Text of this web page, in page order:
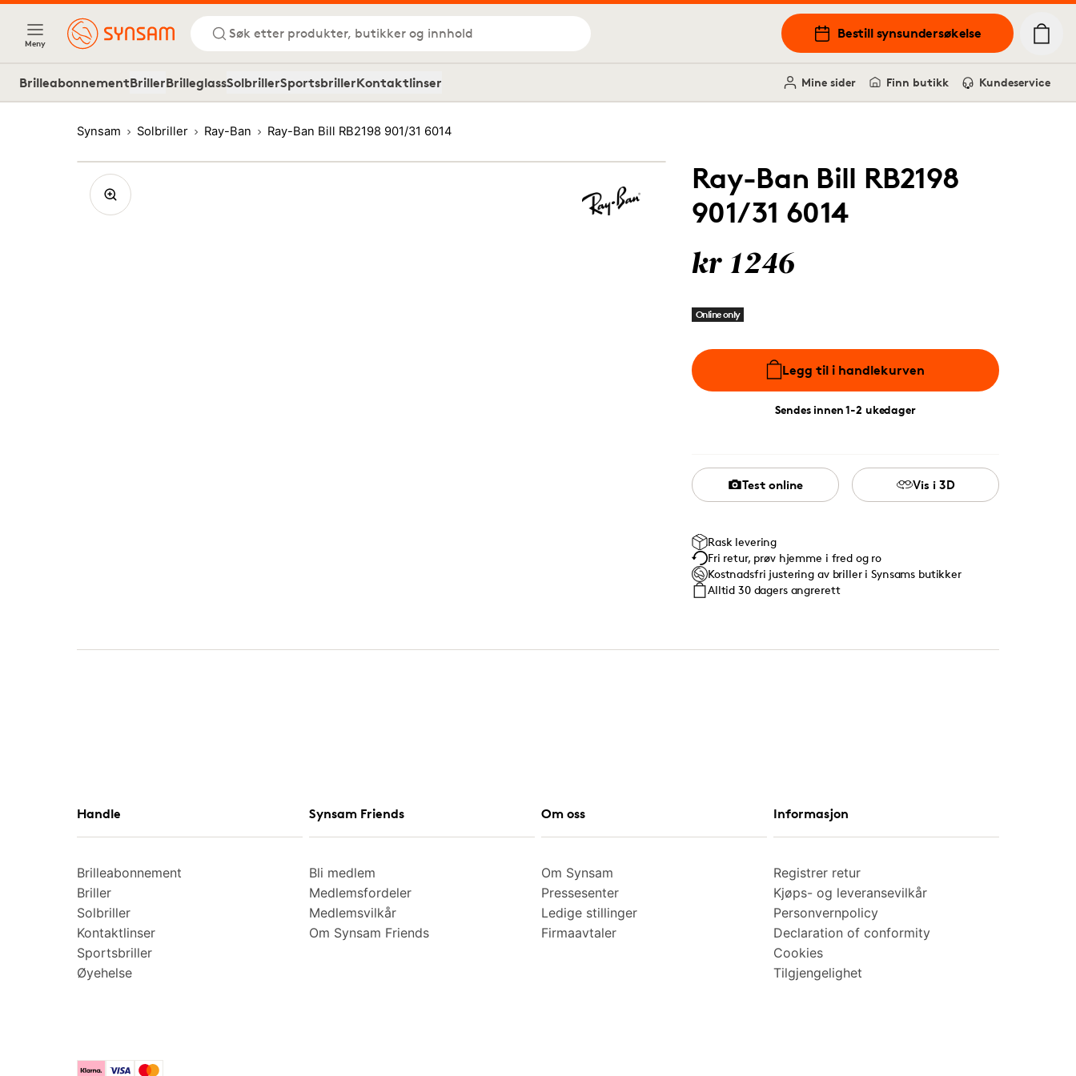
Meny
Søk etter produkter, butikker og innhold Bestill synsundersøkelse
BrilleabonnementBrillerBrilleglassSolbrillerSportsbrillerKontaktlinser Mine sider Finn butikk Kundeservice
Synsam Solbriller Ray-Ban Ray-Ban Bill RB2198 901/31 6014
Ray-Ban Bill RB2198
901/31 6014
kr 1246
Online only
Legg til i handlekurven
Sendes innen 1-2 ukedager
Test online Vis i 3D
Rask levering
Fri retur, prøv hjemme i fred og ro
Kostnadsfri justering av briller i Synsams butikker
Alltid 30 dagers angrerett
Handle
Brilleabonnement
Briller
Solbriller
Kontaktlinser
Sportsbriller
Øyehelse
Synsam Friends
Bli medlem
Medlemsfordeler
Medlemsvilkår
Om Synsam Friends
Om oss
Om Synsam
Pressesenter
Ledige stillinger
Firmaavtaler
Informasjon
Registrer retur
Kjøps- og leveransevilkår
Personvernpolicy
Declaration of conformity
Cookies
Tilgjengelighet
KlarnaVisa Mastercard